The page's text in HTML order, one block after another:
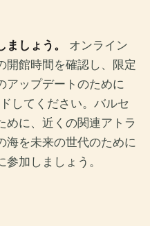
しょう。
オンライン
開館時間を確認し、限定
アップデートのために
してください。バルセ
めに、近くの関連アトラ
海を未来の世代のために
加しましょう。